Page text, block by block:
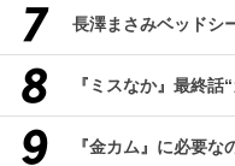
長澤まさみベッドシ
『ミスなか』最終話
『金カム』に必要な